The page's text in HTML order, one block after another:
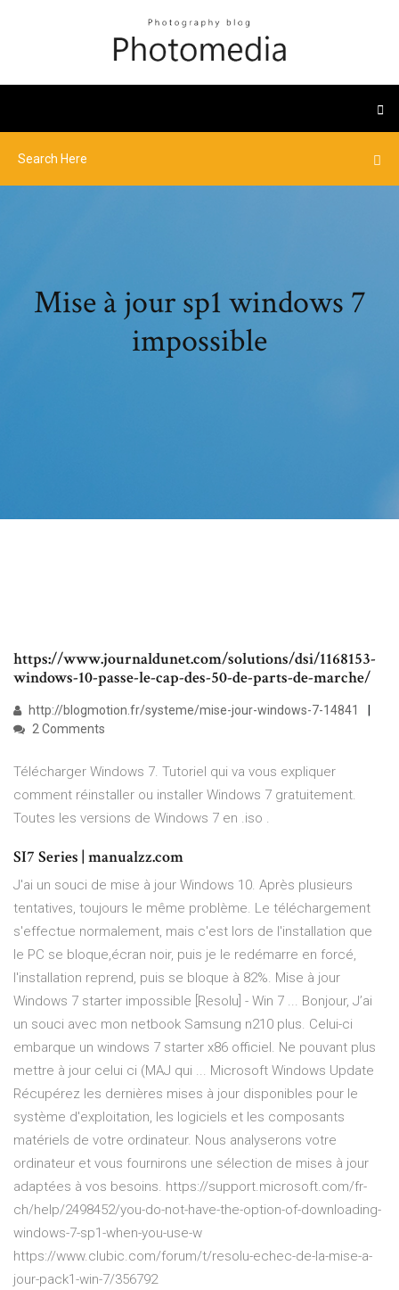
Mise à jour sp1 windows 7
impossible
https://www.journaldunet.com/solutions/dsi/1168153-
windows-10-passe-le-cap-des-50-de-parts-de-marche/
http://blogmotion.fr/systeme/mise-jour-windows-7-14841
2 Comments
Télécharger Windows 7‌. Tutoriel qui va vous expliquer
comment réinstaller ou installer Windows 7 gratuitement.
Toutes les versions de Windows 7 en .iso .
SI7 Series | manualzz.com
J'ai un souci de mise à jour Windows 10. Après plusieurs
tentatives, toujours le même problème. Le téléchargement
s'effectue normalement, mais c'est lors de l'installation que
le PC se bloque,écran noir, puis je le redémarre en forcé,
l'installation reprend, puis se bloque à 82%. Mise à jour
Windows 7 starter impossible [Resolu] - Win 7 ... Bonjour, J’ai
un souci avec mon netbook Samsung n210 plus. Celui-ci
embarque un windows 7 starter x86 officiel. Ne pouvant plus
mettre à jour celui ci (MAJ qui ... Microsoft Windows Update
Récupérez les dernières mises à jour disponibles pour le
système d'exploitation, les logiciels et les composants
matériels de votre ordinateur. Nous analyserons votre
ordinateur et vous fournirons une sélection de mises à jour
adaptées à vos besoins. https://support.microsoft.com/fr-
ch/help/2498452/you-do-not-have-the-option-of-downloading-
windows-7-sp1-when-you-use-w
https://www.clubic.com/forum/t/resolu-echec-de-la-mise-a-
jour-pack1-win-7/356792